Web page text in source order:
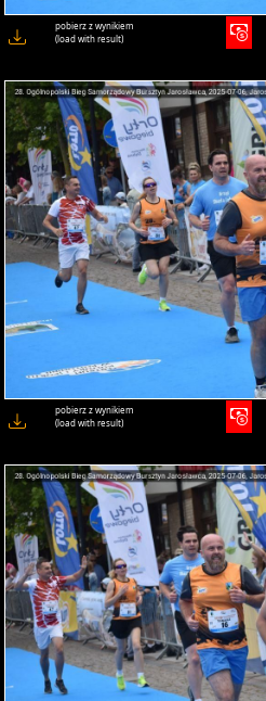
pobierz z wynikiem
(load with result)
pobierz z wynikiem
(load with result)